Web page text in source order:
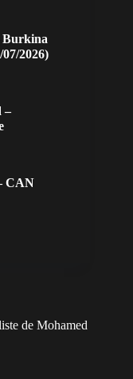
Burkina
2026)
–
CAN
de Mohamed